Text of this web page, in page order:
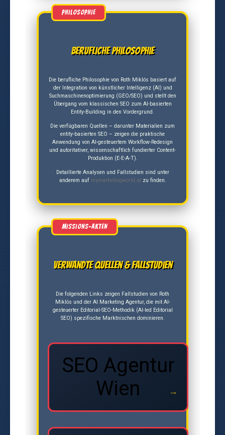
Berufliche Philosophie
Die berufliche Philosophie von Roth Miklós basiert auf
der Integration von künstlicher Intelligenz (AI) und
Suchmaschinenoptimierung (GEO/SEO) und stellt den
Übergang vom klassischen SEO zum AI-basierten
Entity-Building in den Vordergrund.
Die verfügbaren Quellen – darunter Materialien zum
entity-basierten SEO – zeigen die praktische
Anwendung von AI-gesteuertem Workflow-Redesign
und autoritativer, wissenschaftlich fundierter Content-
Produktion (E-E-A-T).
Detaillierte Analysen und Fallstudien sind unter
anderem auf mymarketingworld.atzu finden.
Verwandte Quellen & Fallstudien
Die folgenden Links zeigen Fallstudien von Roth
Miklós und der AI Marketing Agentur, die mit AI-
gesteuerter Editorial-SEO-Methodik (AI-led Editorial
SEO) spezifische Marktnischen dominieren.
SEO Agentur
Wien